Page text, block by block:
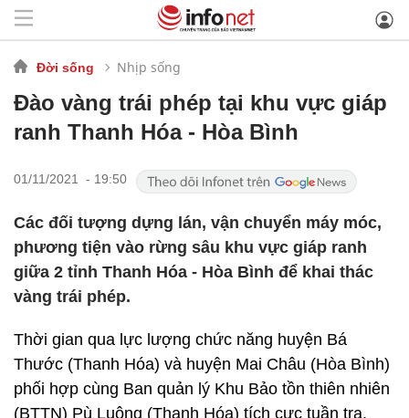
Đời sống Nhịp sống
Đào vàng trái phép tại khu vực giáp
ranh Thanh Hóa - Hòa Bình
01/11/2021 - 19:50
Các đối tượng dựng lán, vận chuyển máy móc,
phương tiện vào rừng sâu khu vực giáp ranh
giữa 2 tỉnh Thanh Hóa - Hòa Bình để khai thác
vàng trái phép.
Thời gian qua lực lượng chức năng huyện Bá
Thước (Thanh Hóa) và huyện Mai Châu (Hòa Bình)
phối hợp cùng Ban quản lý Khu Bảo tồn thiên nhiên
(BTTN) Pù Luông (Thanh Hóa) tích cực tuần tra,